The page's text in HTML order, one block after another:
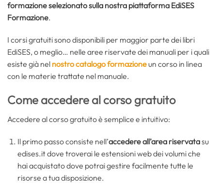
formazione selezionato sulla nostra piattaforma EdiSES
Formazione.
I corsi gratuiti sono disponibili per maggior parte dei libri
EdiSES, o meglio… nelle aree riservate dei manuali per i quali
esiste già nel nostro catalogo formazione un corso in linea
con le materie trattate nel manuale.
Come accedere al corso gratuito
Accedere al corso gratuito è semplice e intuitivo:
Il primo passo consiste nell’accedere all’area riservatasu
edises.it dove troverai le estensioni web dei volumi che
hai acquistato dove potrai gestire facilmente tutte le
risorse a tua disposizione.